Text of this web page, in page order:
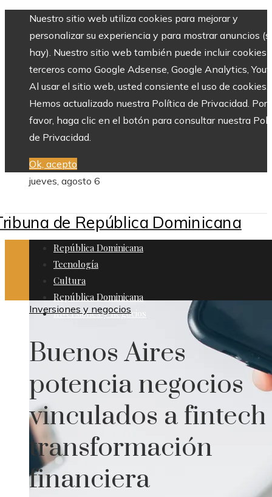
Nuestro sitio web utiliza cookies para mejorar y
personalizar su experiencia y para mostrar anuncios
hay). Nuestro sitio web también puede incluir cookies
terceros como Google Adsense, Google Analytics,
Al usar el sitio web, usted consiente el uso de cookies.
Hemos actualizado nuestra Política de Privacidad. Por
favor, haga clic en el botón para consultar nuestra
de Privacidad.
Ok, acepto
jueves, agosto 6
República Dominicana
Tecnología
Cultura
República Dominicana
Inversiones y negocios
Inversiones y negocios
Buenos Aires
potencia negocios
vinculados a fintech
transformación
financiera